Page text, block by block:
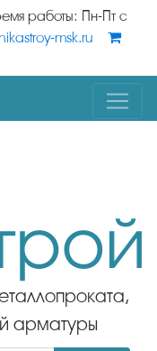
работы: Пн-Пт с
msk.ru
арматуры